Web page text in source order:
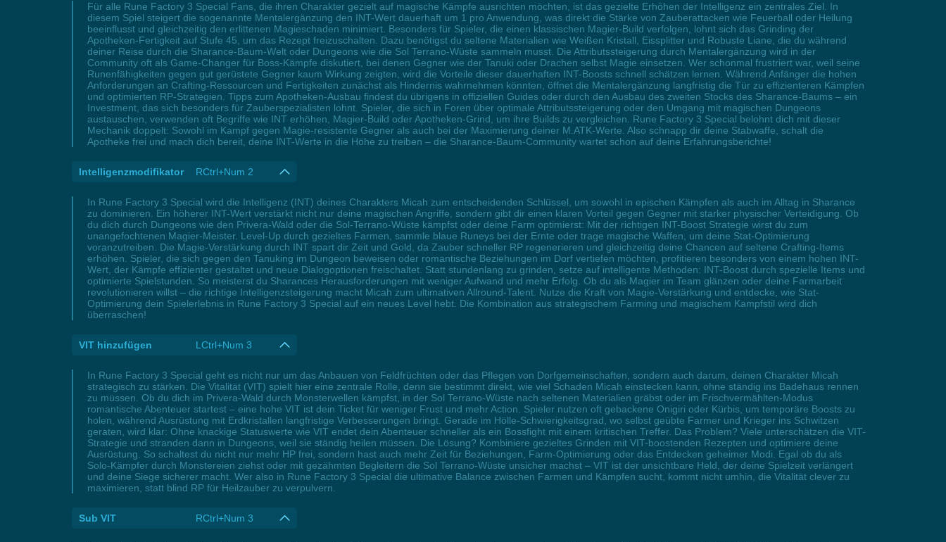
Für alle Rune Factory 3 Special Fans, die ihren Charakter gezielt auf magische Kämpfe ausrichten möchten, ist das gezielte Erhöhen der Intelligenz ein zentrales Ziel. In
diesem Spiel steigert die sogenannte Mentalergänzung den INT-Wert dauerhaft um 1 pro Anwendung, was direkt die Stärke von Zauberattacken wie Feuerball oder Heilung
beeinflusst und gleichzeitig den erlittenen Magieschaden minimiert. Besonders für Spieler, die einen klassischen Magier-Build verfolgen, lohnt sich das Grinding der
Apotheken-Fertigkeit auf Stufe 45, um das Rezept freizuschalten. Dazu benötigst du seltene Materialien wie Weißen Kristall, Eissplitter und Robuste Liane, die du während
deiner Reise durch die Sharance-Baum-Welt oder Dungeons wie die Sol Terrano-Wüste sammeln musst. Die Attributssteigerung durch Mentalergänzung wird in der
Community oft als Game-Changer für Boss-Kämpfe diskutiert, bei denen Gegner wie der Tanuki oder Drachen selbst Magie einsetzen. Wer schonmal frustriert war, weil seine
Runenfähigkeiten gegen gut gerüstete Gegner kaum Wirkung zeigten, wird die Vorteile dieser dauerhaften INT-Boosts schnell schätzen lernen. Während Anfänger die hohen
Anforderungen an Crafting-Ressourcen und Fertigkeiten zunächst als Hindernis wahrnehmen könnten, öffnet die Mentalergänzung langfristig die Tür zu effizienteren Kämpfen
und optimierten RP-Strategien. Tipps zum Apotheken-Ausbau findest du übrigens in offiziellen Guides oder durch den Ausbau des zweiten Stocks des Sharance-Baums – ein
Investment, das sich besonders für Zauberspezialisten lohnt. Spieler, die sich in Foren über optimale Attributssteigerung oder den Umgang mit magischen Dungeons
austauschen, verwenden oft Begriffe wie INT erhöhen, Magier-Build oder Apotheken-Grind, um ihre Builds zu vergleichen. Rune Factory 3 Special belohnt dich mit dieser
Mechanik doppelt: Sowohl im Kampf gegen Magie-resistente Gegner als auch bei der Maximierung deiner M.ATK-Werte. Also schnapp dir deine Stabwaffe, schalt die
Apotheke frei und mach dich bereit, deine INT-Werte in die Höhe zu treiben – die Sharance-Baum-Community wartet schon auf deine Erfahrungsberichte!
Intelligenzmodifikator RCtrl+Num 2
In Rune Factory 3 Special wird die Intelligenz (INT) deines Charakters Micah zum entscheidenden Schlüssel, um sowohl in epischen Kämpfen als auch im Alltag in Sharance
zu dominieren. Ein höherer INT-Wert verstärkt nicht nur deine magischen Angriffe, sondern gibt dir einen klaren Vorteil gegen Gegner mit starker physischer Verteidigung. Ob
du dich durch Dungeons wie den Privera-Wald oder die Sol-Terrano-Wüste kämpfst oder deine Farm optimierst: Mit der richtigen INT-Boost Strategie wirst du zum
unangefochtenen Magier-Meister. Level-Up durch gezieltes Farmen, sammle blaue Runeys bei der Ernte oder trage magische Waffen, um deine Stat-Optimierung
voranzutreiben. Die Magie-Verstärkung durch INT spart dir Zeit und Gold, da Zauber schneller RP regenerieren und gleichzeitig deine Chancen auf seltene Crafting-Items
erhöhen. Spieler, die sich gegen den Tanuking im Dungeon beweisen oder romantische Beziehungen im Dorf vertiefen möchten, profitieren besonders von einem hohen INT-
Wert, der Kämpfe effizienter gestaltet und neue Dialogoptionen freischaltet. Statt stundenlang zu grinden, setze auf intelligente Methoden: INT-Boost durch spezielle Items und
optimierte Spielstunden. So meisterst du Sharances Herausforderungen mit weniger Aufwand und mehr Erfolg. Ob du als Magier im Team glänzen oder deine Farmarbeit
revolutionieren willst – die richtige Intelligenzsteigerung macht Micah zum ultimativen Allround-Talent. Nutze die Kraft von Magie-Verstärkung und entdecke, wie Stat-
Optimierung dein Spielerlebnis in Rune Factory 3 Special auf ein neues Level hebt. Die Kombination aus strategischem Farming und magischem Kampfstil wird dich
überraschen!
VIT hinzufügen LCtrl+Num 3
In Rune Factory 3 Special geht es nicht nur um das Anbauen von Feldfrüchten oder das Pflegen von Dorfgemeinschaften, sondern auch darum, deinen Charakter Micah
strategisch zu stärken. Die Vitalität (VIT) spielt hier eine zentrale Rolle, denn sie bestimmt direkt, wie viel Schaden Micah einstecken kann, ohne ständig ins Badehaus rennen
zu müssen. Ob du dich im Privera-Wald durch Monsterwellen kämpfst, in der Sol Terrano-Wüste nach seltenen Materialien gräbst oder im Frischvermählten-Modus
romantische Abenteuer startest – eine hohe VIT ist dein Ticket für weniger Frust und mehr Action. Spieler nutzen oft gebackene Onigiri oder Kürbis, um temporäre Boosts zu
holen, während Ausrüstung mit Erdkristallen langfristige Verbesserungen bringt. Gerade im Hölle-Schwierigkeitsgrad, wo selbst geübte Farmer und Krieger ins Schwitzen
geraten, wird klar: Ohne knackige Statuswerte wie VIT endet dein Abenteuer schneller als ein Bossfight mit einem kritischen Treffer. Das Problem? Viele unterschätzen die VIT-
Strategie und stranden dann in Dungeons, weil sie ständig heilen müssen. Die Lösung? Kombiniere gezieltes Grinden mit VIT-boostenden Rezepten und optimiere deine
Ausrüstung. So schaltest du nicht nur mehr HP frei, sondern hast auch mehr Zeit für Beziehungen, Farm-Optimierung oder das Entdecken geheimer Modi. Egal ob du als
Solo-Kämpfer durch Monstereien ziehst oder mit gezähmten Begleitern die Sol Terrano-Wüste unsicher machst – VIT ist der unsichtbare Held, der deine Spielzeit verlängert
und deine Siege sicherer macht. Wer also in Rune Factory 3 Special die ultimative Balance zwischen Farmen und Kämpfen sucht, kommt nicht umhin, die Vitalität clever zu
maximieren, statt blind RP für Heilzauber zu verpulvern.
Sub VIT RCtrl+Num 3